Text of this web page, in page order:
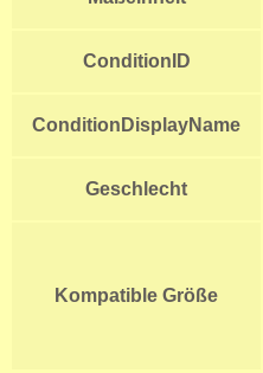
ConditionID
ConditionDisplayName
Geschlecht
Kompatible Größe